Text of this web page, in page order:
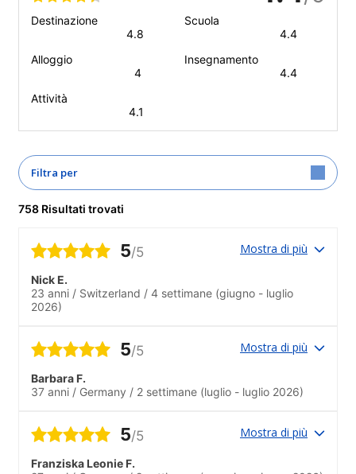
Destinazione
4.8
Scuola
4.4
Alloggio
4
Insegnamento
4.4
Attività
4.1
Filtra per
758 Risultati trovati
5/5 Mostra di più
Nick E.
23 anni / Switzerland / 4 settimane (giugno - luglio
2026)
5/5 Mostra di più
Barbara F.
37 anni / Germany / 2 settimane (luglio - luglio 2026)
5/5 Mostra di più
Franziska Leonie F.